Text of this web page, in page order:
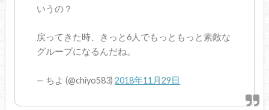
いうの？
戻ってきた時、きっと6人でもっともっと素敵な
グループになるんだね。
— ちよ (@chiyo583)2018年11月29日